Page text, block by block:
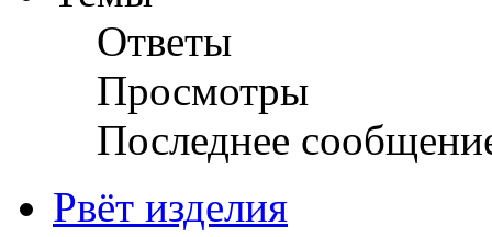
Ответы
Просмотры
Последнее
Рвёт изделия